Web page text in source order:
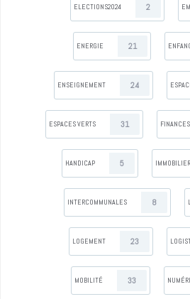
ELECTIONS2024 2
ENERGIE 21
ENSEIGNEMENT 24
ESPACES VERTS 31
HANDICAP 5
INTERCOMMUNALES 8
LOGEMENT 23
MOBILITÉ 33